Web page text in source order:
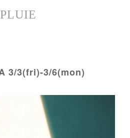
PLUIE
3/3(fri)-3/6(mon)